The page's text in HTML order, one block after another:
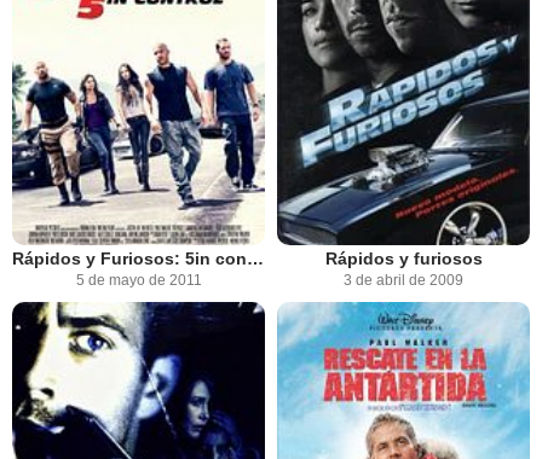
Rápidos y Furiosos: 5in control
5 de mayo de 2011
Rápidos y furiosos
3 de abril de 2009